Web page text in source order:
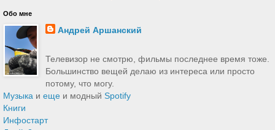
Обо мне
Андрей Аршанский
Телевизор не смотрю, фильмы последнее время тоже.
Большинство вещей делаю из интереса или просто
потому, что могу.
Музыка и еще и модный Spotify
Книги
Инфостарт